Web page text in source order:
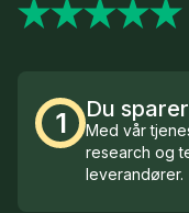
1 Du
Med vår
research og
leverandører.